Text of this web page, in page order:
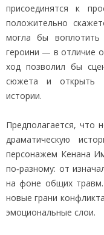
присоединятся к
положительно
могла бы
героини — в отличие
ход позволил бы
сюжета и открыть
истории.
Предполагается, что
драматическую
персонажем Кенана
по‑разному: от
на фоне общих
новые грани
эмоциональные слои.